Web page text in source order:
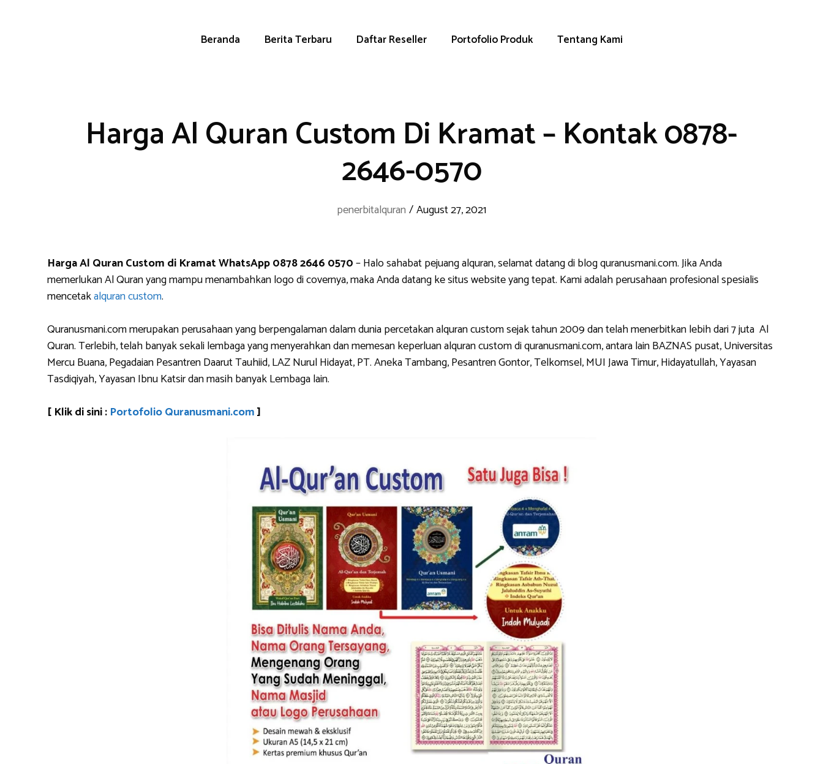
Beranda Berita Terbaru Daftar Reseller Portofolio Produk Tentang Kami
Harga Al Quran Custom Di Kramat – Kontak 0878-
2646-0570
penerbitalquran /August 27, 2021
Harga Al Quran Custom di Kramat WhatsApp 0878 2646 0570– Halo sahabat pejuang alquran, selamat datang di blog quranusmani.com. Jika Anda
memerlukan Al Quran yang mampu menambahkan logo di covernya, maka Anda datang ke situs website yang tepat. Kami adalah perusahaan profesional spesialis
mencetakalquran custom.
Quranusmani.com merupakan perusahaan yang berpengalaman dalam dunia percetakan alquran custom sejak tahun 2009 dan telah menerbitkan lebih dari 7 juta Al
Quran. Terlebih, telah banyak sekali lembaga yang menyerahkan dan memesan keperluan alquran custom di quranusmani.com, antara lain BAZNAS pusat, Universitas
Mercu Buana, Pegadaian Pesantren Daarut Tauhiid, LAZ Nurul Hidayat, PT. Aneka Tambang, Pesantren Gontor, Telkomsel, MUI Jawa Timur, Hidayatullah, Yayasan
Tasdiqiyah, Yayasan Ibnu Katsir dan masih banyak Lembaga lain.
[ Klik di sini : Portofolio Quranusmani.com]